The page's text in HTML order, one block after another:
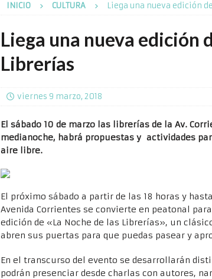
INICIO CULTURA Liega una nueva edición
Liega una nueva edición
Librerías
viernes 9 marzo, 2018
El sábado 10 de marzo las librerías de la Av.
medianoche, habrá propuestas y actividades
aire libre.
El próximo sábado a partir de las 18 horas y
Avenida Corrientes se convierte en peatonal
edición de «La Noche de las Librerías», un
abren sus puertas para que puedas pasear y
En el transcurso del evento se desarrollarán
podrán presenciar desde charlas con autores,